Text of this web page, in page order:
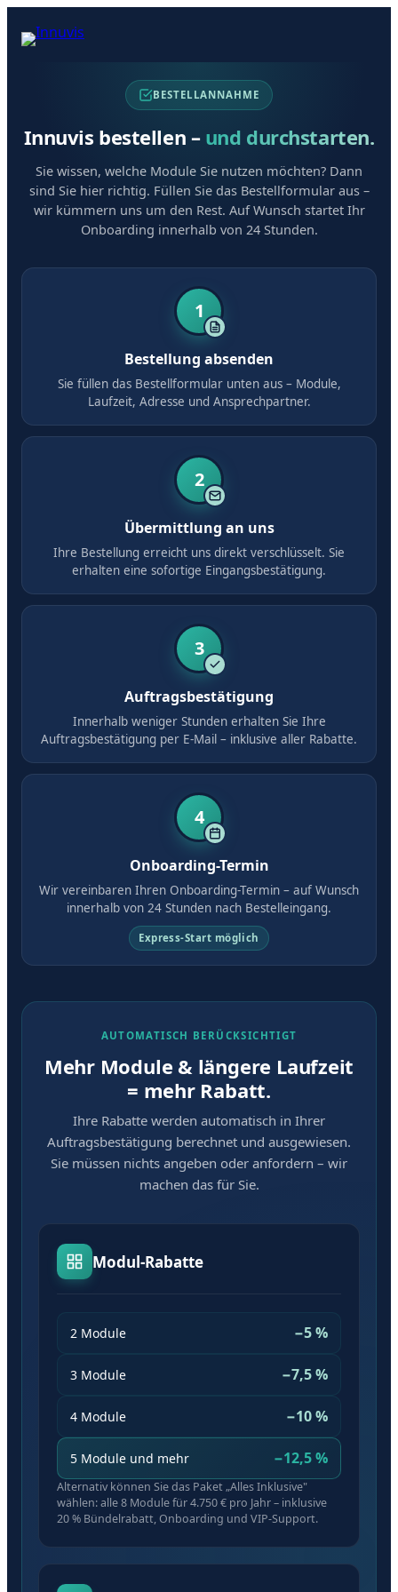
BESTELLANNAHME
Innuvis bestellen – und durchstarten.
Sie wissen, welche Module Sie nutzen möchten? Dann
sind Sie hier richtig. Füllen Sie das Bestellformular aus –
wir kümmern uns um den Rest. Auf Wunsch startet Ihr
Onboarding innerhalb von 24 Stunden.
1
Bestellung absenden
Sie füllen das Bestellformular unten aus – Module,
Laufzeit, Adresse und Ansprechpartner.
2
Übermittlung an uns
Ihre Bestellung erreicht uns direkt verschlüsselt. Sie
erhalten eine sofortige Eingangsbestätigung.
3
Auftragsbestätigung
Innerhalb weniger Stunden erhalten Sie Ihre
Auftragsbestätigung per E-Mail – inklusive aller Rabatte.
4
Onboarding-Termin
Wir vereinbaren Ihren Onboarding-Termin – auf Wunsch
innerhalb von 24 Stunden nach Bestelleingang.
Express-Start möglich
AUTOMATISCH BERÜCKSICHTIGT
Mehr Module & längere Laufzeit
= mehr Rabatt.
Ihre Rabatte werden automatisch in Ihrer
Auftragsbestätigung berechnet und ausgewiesen.
Sie müssen nichts angeben oder anfordern – wir
machen das für Sie.
Modul-Rabatte
2 Module −5 %
3 Module −7,5 %
4 Module −10 %
5 Module und mehr −12,5 %
Alternativ können Sie das Paket „Alles Inklusive"
wählen: alle 8 Module für 4.750 € pro Jahr – inklusive
20 % Bündelrabatt, Onboarding und VIP-Support.